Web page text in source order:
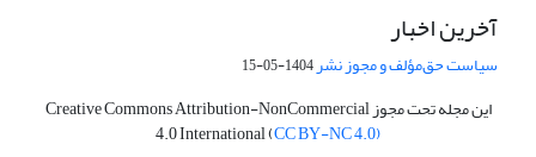
آخرین اخبار
سیاست حق‌مؤلف و مجوز نشر1404-05-15
این مجله تحت مجوز Creative Commons Attribution-NonCommercial
4.0 International (CC BY-NC 4.0)